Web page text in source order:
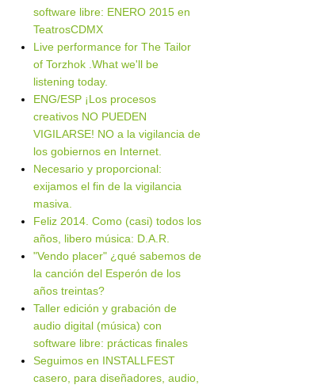
software libre: ENERO 2015 en
TeatrosCDMX
Live performance for The Tailor
of Torzhok .What we'll be
listening today.
ENG/ESP ¡Los procesos
creativos NO PUEDEN
VIGILARSE! NO a la vigilancia de
los gobiernos en Internet.
Necesario y proporcional:
exijamos el fin de la vigilancia
masiva.
Feliz 2014. Como (casi) todos los
años, libero música: D.A.R.
"Vendo placer" ¿qué sabemos de
la canción del Esperón de los
años treintas?
Taller edición y grabación de
audio digital (música) con
software libre: prácticas finales
Seguimos en INSTALLFEST
casero, para diseñadores, audio,